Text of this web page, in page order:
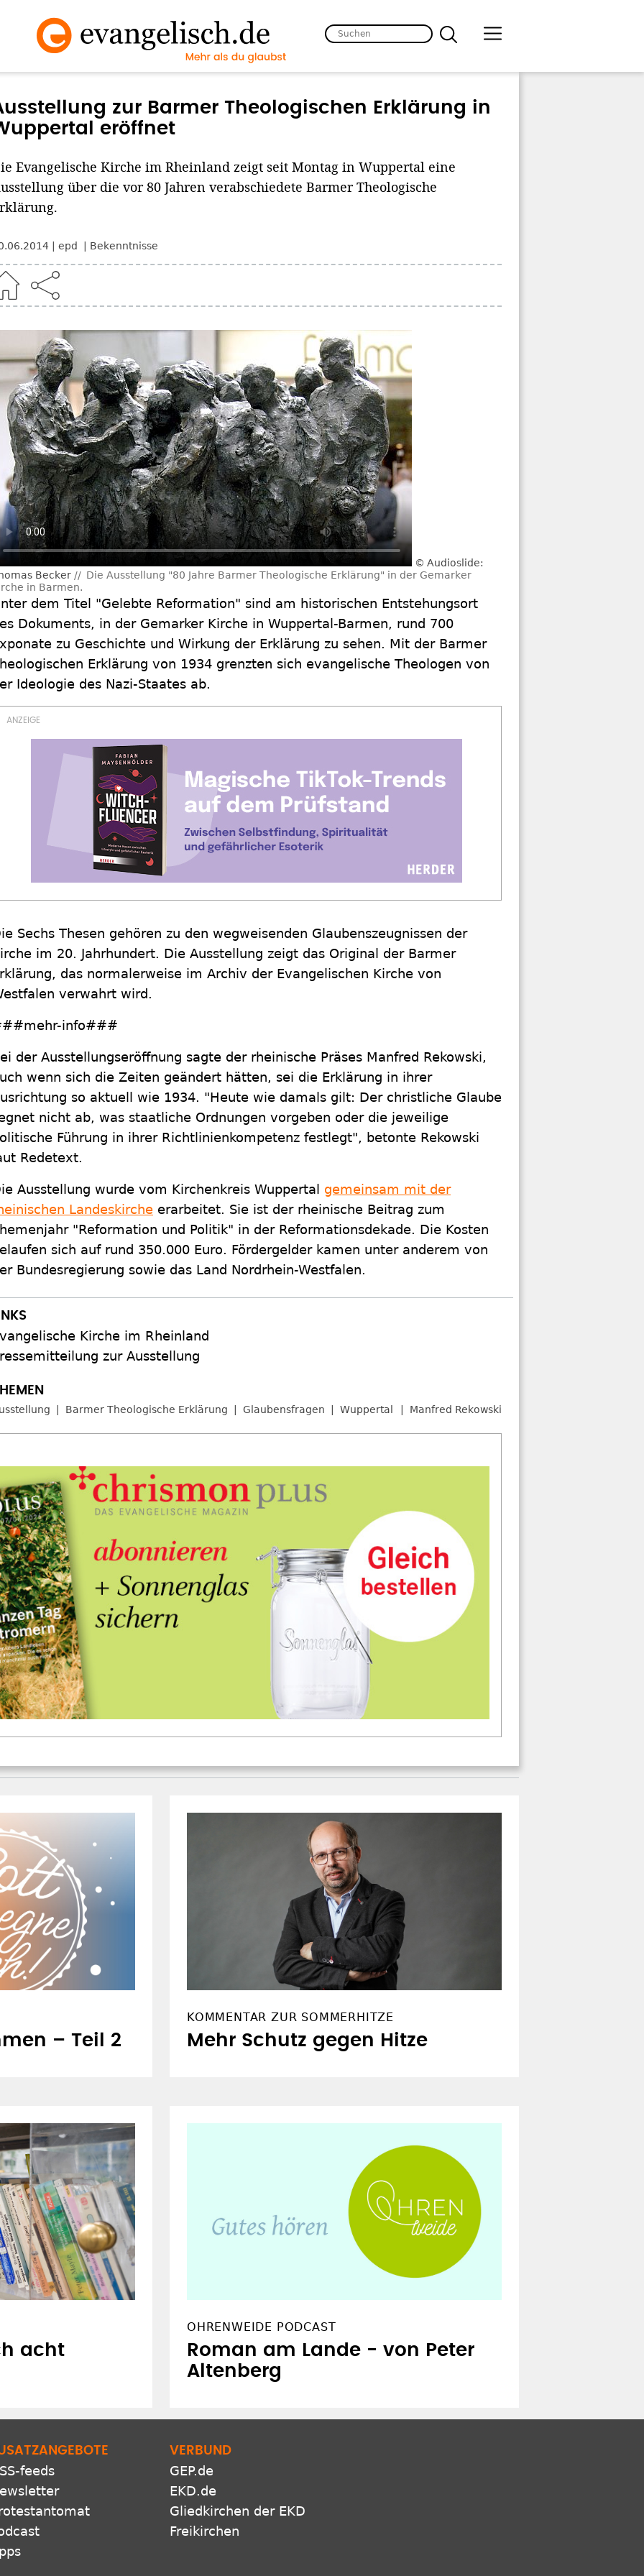
zur Barmer Theologischen Erklärung in
eröffnet
Evangelische Kirche im Rheinland zeigt seit Montag in Wuppertal eine
über die vor 80 Jahren verabschiedete Barmer Theologische
epd Bekenntnisse
Audioslide:
Becker
Die Ausstellung "80 Jahre Barmer Theologische Erklärung" in der Gemarker
in Barmen.
dem Titel "Gelebte Reformation" sind am historischen Entstehungsort
Dokuments, in der Gemarker Kirche in Wuppertal-Barmen, rund 700
zu Geschichte und Wirkung der Erklärung zu sehen. Mit der Barmer
Erklärung von 1934 grenzten sich evangelische Theologen von
Ideologie des Nazi-Staates ab.
Sechs Thesen gehören zu den wegweisenden Glaubenszeugnissen der
im 20. Jahrhundert. Die Ausstellung zeigt das Original der Barmer
das normalerweise im Archiv der Evangelischen Kirche von
verwahrt wird.
info###
der Ausstellungseröffnung sagte der rheinische Präses Manfred Rekowski,
wenn sich die Zeiten geändert hätten, sei die Erklärung in ihrer
so aktuell wie 1934. "Heute wie damals gilt: Der christliche Glaube
nicht ab, was staatliche Ordnungen vorgeben oder die jeweilige
Führung in ihrer Richtlinienkompetenz festlegt", betonte Rekowski
Redetext.
Ausstellung wurde vom Kirchenkreis Wuppertal gemeinsam mit der
Landeskirche erarbeitet. Sie ist der rheinische Beitrag zum
"Reformation und Politik" in der Reformationsdekade. Die Kosten
sich auf rund 350.000 Euro. Fördergelder kamen unter anderem von
Bundesregierung sowie das Land Nordrhein-Westfalen.
Kirche im Rheinland
zur Ausstellung
Barmer Theologische Erklärung Glaubensfragen Wuppertal Manfred Rekowski
– Teil 2
KOMMENTAR ZUR SOMMERHITZE
Mehr Schutz gegen Hitze
acht
OHRENWEIDE PODCAST
Roman am Lande - von Peter
Altenberg
feeds
VERBUND
GEP.de
EKD.de
Gliedkirchen der EKD
Freikirchen